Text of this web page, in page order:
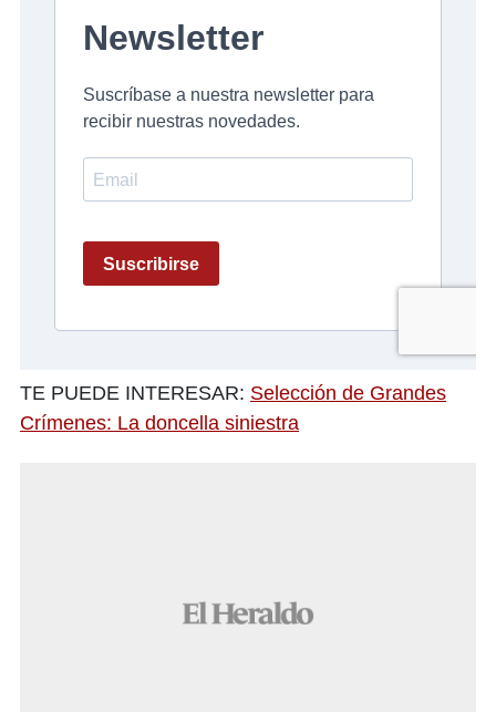
TE PUEDE INTERESAR: Selección de Grandes
Crímenes: La doncella siniestra